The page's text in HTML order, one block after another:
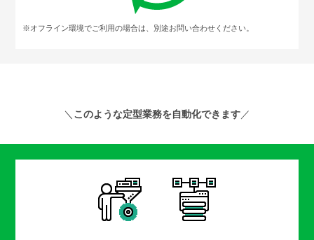
※オフライン環境でご利用の場合は、別途お問い合わせください。
＼ このような定型業務を自動化できます／